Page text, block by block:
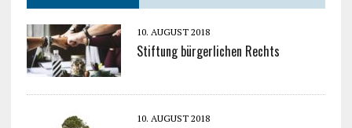
10. AUGUST 2018
Stiftung bürgerlichen Rechts
10. AUGUST 2018